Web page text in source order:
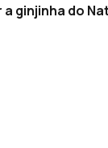
ginjinha do